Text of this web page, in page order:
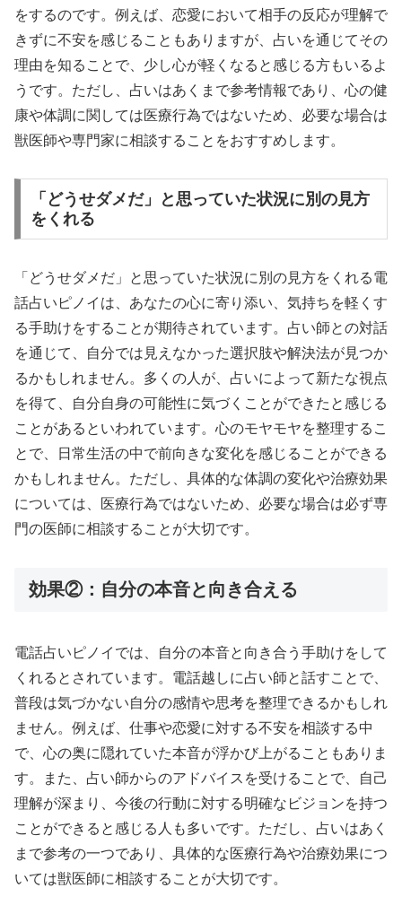
をするのです。例えば、恋愛において相手の反応が理解で
きずに不安を感じることもありますが、占いを通じてその
理由を知ることで、少し心が軽くなると感じる方もいるよ
うです。ただし、占いはあくまで参考情報であり、心の健
康や体調に関しては医療行為ではないため、必要な場合は
獣医師や専門家に相談することをおすすめします。
「どうせダメだ」と思っていた状況に別の見方
をくれる
「どうせダメだ」と思っていた状況に別の見方をくれる電
話占いピノイは、あなたの心に寄り添い、気持ちを軽くす
る手助けをすることが期待されています。占い師との対話
を通じて、自分では見えなかった選択肢や解決法が見つか
るかもしれません。多くの人が、占いによって新たな視点
を得て、自分自身の可能性に気づくことができたと感じる
ことがあるといわれています。心のモヤモヤを整理するこ
とで、日常生活の中で前向きな変化を感じることができる
かもしれません。ただし、具体的な体調の変化や治療効果
については、医療行為ではないため、必要な場合は必ず専
門の医師に相談することが大切です。
効果②：自分の本音と向き合える
電話占いピノイでは、自分の本音と向き合う手助けをして
くれるとされています。電話越しに占い師と話すことで、
普段は気づかない自分の感情や思考を整理できるかもしれ
ません。例えば、仕事や恋愛に対する不安を相談する中
で、心の奥に隠れていた本音が浮かび上がることもありま
す。また、占い師からのアドバイスを受けることで、自己
理解が深まり、今後の行動に対する明確なビジョンを持つ
ことができると感じる人も多いです。ただし、占いはあく
まで参考の一つであり、具体的な医療行為や治療効果につ
いては獣医師に相談することが大切です。